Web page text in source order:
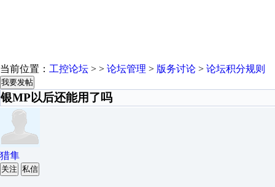
当前位置： 工控论坛 > > 论坛管理 > 版务讨论 > 论坛积分规则
我要发帖
银MP以后还能用了吗
猎隼
关注 私信